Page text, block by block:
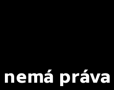
nemá